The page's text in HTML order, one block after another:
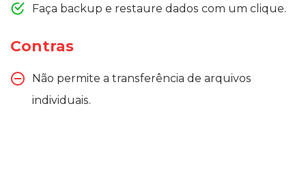
Faça backup e restaure dados com um clique.
Contras
Não permite a transferência de arquivos
individuais.